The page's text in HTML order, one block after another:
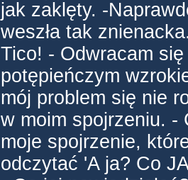
jak zaklęty. -
weszła tak
Tico! - Odwracam
potępieńczym
mój problem się nie
w moim spojrzeniu. -
moje spojrzenie,
odczytać 'A ja? Co